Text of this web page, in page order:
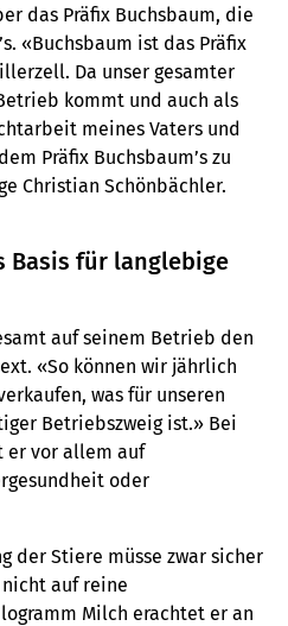
das Präfix Buchsbaum, die
«Buchsbaum ist das Präfix
Da unser gesamter
kommt und auch als
meines Vaters und
Präfix Buchsbaum’s zu
Christian Schönbächler.
Basis für langlebige
auf seinem Betrieb den
«So können wir jährlich
was für unseren
Betriebszweig ist.» Bei
er vor allem auf
oder
der Stiere müsse zwar sicher
auf reine
Milch erachtet er an